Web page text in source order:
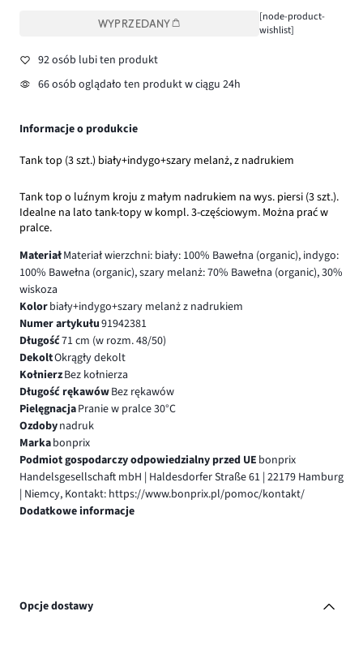
WYPRZEDANY
[node-product-
wishlist]
92 osób lubi ten produkt
66 osób oglądało ten produkt w ciągu 24h
Informacje o produkcie
Tank top (3 szt.) biały+indygo+szary melanż, z nadrukiem
Tank top o luźnym kroju z małym nadrukiem na wys. piersi (3 szt.).
Idealne na lato tank-topy w kompl. 3-częściowym. Można prać w
pralce.
MateriałMateriał wierzchni: biały: 100% Bawełna (organic), indygo:
100% Bawełna (organic), szary melanż: 70% Bawełna (organic), 30%
wiskoza
Kolorbiały+indygo+szary melanż z nadrukiem
Numer artykułu91942381
Długość71 cm (w rozm. 48/50)
DekoltOkrągły dekolt
KołnierzBez kołnierza
Długość rękawówBez rękawów
PielęgnacjaPranie w pralce 30°C
Ozdobynadruk
Markabonprix
Podmiot gospodarczy odpowiedzialny przed UE bonprix
Handelsgesellschaft mbH | Haldesdorfer Straße 61 | 22179 Hamburg
| Niemcy, Kontakt: https://www.bonprix.pl/pomoc/kontakt/
Dodatkowe informacje
Opcje dostawy